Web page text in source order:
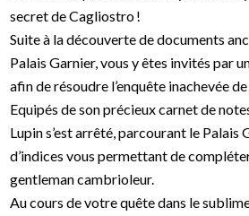
secret de Cagliostro !
Suite à la découverte de documents
Palais Garnier, vous y êtes invités par
afin de résoudre l’enquête inachevée
Equipés de son précieux carnet de
Lupin s’est arrêté, parcourant le Palais
d’indices vous permettant de
gentleman cambrioleur.
Au cours de votre quête dans le